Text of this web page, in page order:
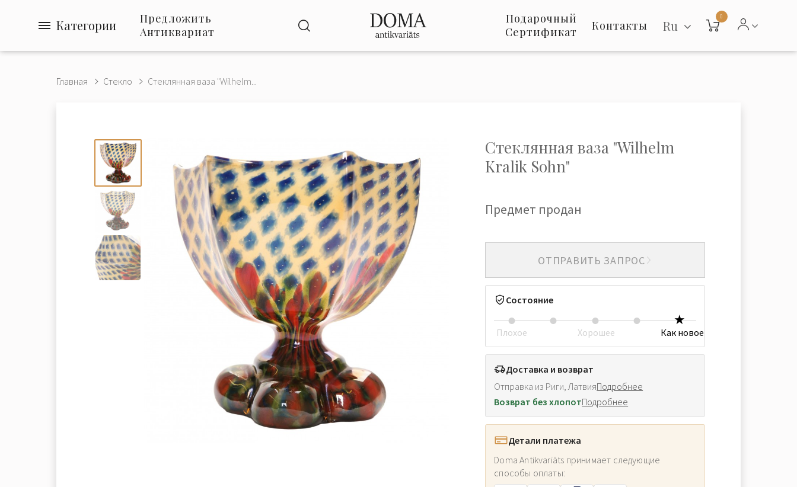
Категории
Предложить
Антиквариат
Подарочный
Сертификат
Контакты Ru
0
Главная Стекло Стеклянная ваза "Wilhelm...
Стеклянная ваза "Wilhelm
Kralik Sohn"
Предмет продан
ОТПРАВИТЬ ЗАПРОС
Состояние
Плохое Хорошее Как новое
Доставка и возврат
Отправка из Риги, ЛатвияПодробнее
Возврат без хлопотПодробнее
Детали платежа
Doma Antikvariāts принимает следующие
способы оплаты: